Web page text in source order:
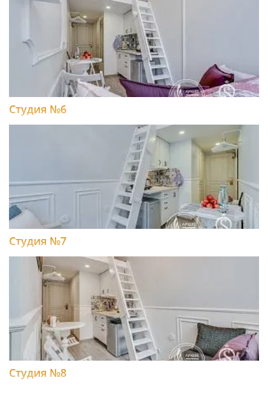
Студия №6
Студия №7
Студия №8